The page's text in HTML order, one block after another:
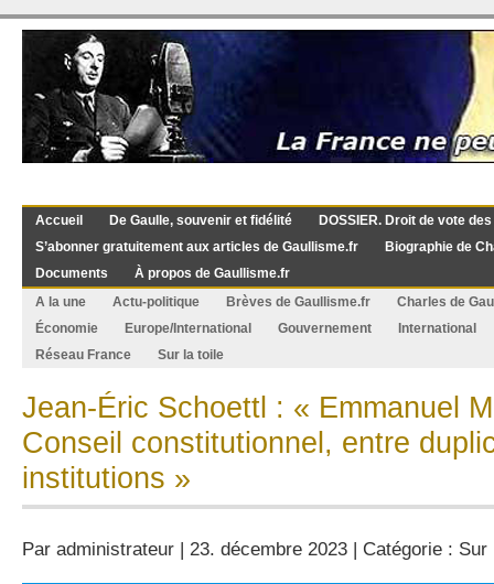
Accueil De Gaulle, souvenir et fidélité
DOSSIER. Droit de vote
S’abonner gratuitement aux articles de Gaullisme.fr
Biographie de
Documents
À propos de Gaullisme.fr
A la une
Actu-politique Brèves de Gaullisme.fr
Charles de
Économie
Europe/International Gouvernement
International
Réseau France
Sur la toile
Jean-Éric Schoettl : « Emmanuel
Conseil constitutionnel, entre
institutions »
Par administrateur | 23. décembre 2023 | Catégorie : Sur